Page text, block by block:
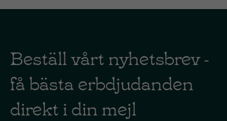
Beställ vårt nyhetsbrev -
få bästa erbdjudanden
direkt i din mejl